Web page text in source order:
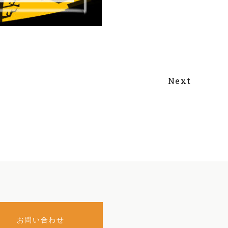
Next
お問い合わせ